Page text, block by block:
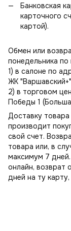
Банковская
карточного
картой).
Обмен или
понедельника по
1) в салоне по
ЖК
2) в торговом
Победы 1
Доставку
производит
свой счет.
товара или, в
максимум 7 дней.
онлайн, возврат
дней на ту